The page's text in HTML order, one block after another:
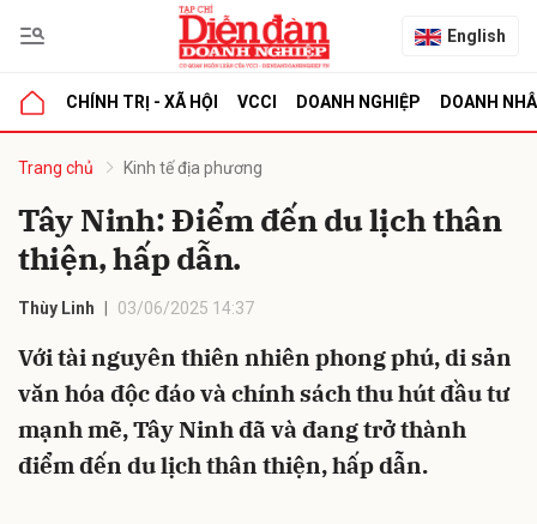
English
CHÍNH TRỊ - XÃ HỘI VCCI DOANH NGHIỆP DOANH
Trang chủ Kinh tế địa phương
Tây Ninh: Điểm đến du lịch thân
thiện, hấp dẫn.
Thùy Linh 03/06/2025 14:37
Với tài nguyên thiên nhiên phong phú, di sản
văn hóa độc đáo và chính sách thu hút đầu tư
mạnh mẽ, Tây Ninh đã và đang trở thành
điểm đến du lịch thân thiện, hấp dẫn.
luận
Hủy